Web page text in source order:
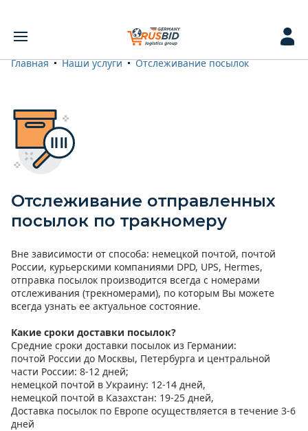
Главная Наши услуги Отслеживание посылок
Отслеживание отправленных
посылок по тракномеру
Вне зависимости от способа: немецкой почтой, почтой
России, курьерскими компаниями DPD, UPS, Hermes,
отправка посылок производится всегда с номерами
отслеживания (трекномерами), по которым Вы можете
всегда узнать ее актуальное состояние.
Какие сроки доставки посылок?
Средние сроки доставки посылок из Германии:
почтой России до Москвы, Петербурга и центральной
части России: 8-12 дней;
немецкой почтой в Украину: 12-14 дней,
немецкой почтой в Казахстан: 19-25 дней,
Доставка посылок по Европе осуществляется в течение 3-6
дней